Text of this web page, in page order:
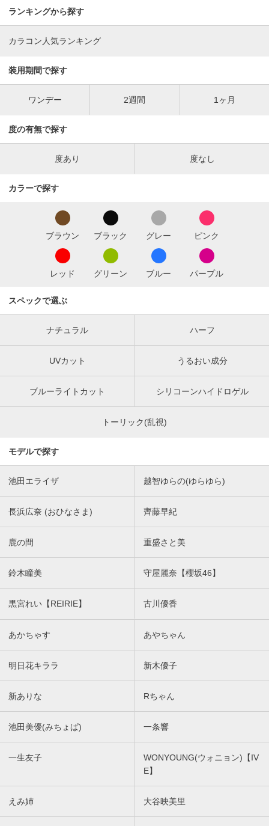
ランキングから探す
カラコン人気ランキング
装用期間で探す
ワンデー 2週間 1ヶ月
度の有無で探す
度あり 度なし
カラーで探す
ブラウン ブラック グレー ピンク
レッド グリーン ブルー パープル
スペックで選ぶ
ナチュラル ハーフ
UVカット うるおい成分
ブルーライトカット シリコーンハイドロゲル
トーリック(乱視)
モデルで探す
池田エライザ 越智ゆらの(ゆらゆら)
長浜広奈 (おひなさま) 齊藤早紀
鹿の間 重盛さと美
鈴木瞳美 守屋麗奈【櫻坂46】
黒宮れい【REIRIE】 古川優香
あかちゃす あやちゃん
明日花キララ 新木優子
新ありな Rちゃん
池田美優(みちょぱ) 一条響
一生友子
WONYOUNG(ウォニョン)【IV
E】
えみ姉 大谷映美里